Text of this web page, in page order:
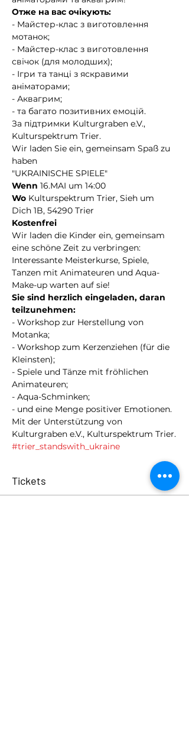
Отже на вас очікують:
- Майстер-клас з виготовлення
мотанок;
- Майстер-клас з виготовлення
свічок (для молодших);
- Ігри та танці з яскравими
аніматорами;
- Аквагрим;
- та багато позитивних емоцій.
За підтримки Kulturgraben e.V.,
Kulturspektrum Trier.
Wir laden Sie ein, gemeinsam Spaß zu
haben
"UKRAINISCHE SPIELE"
Wenn 16.MAI um 14:00
Wo Kulturspektrum Trier, Sieh um
Dich 1B, 54290 Trier
Kostenfrei
Wir laden die Kinder ein, gemeinsam
eine schöne Zeit zu verbringen:
Interessante Meisterkurse, Spiele,
Tanzen mit Animateuren und Aqua-
Make-up warten auf sie!
Sie sind herzlich eingeladen, daran
teilzunehmen:
- Workshop zur Herstellung von
Motanka;
- Workshop zum Kerzenziehen (für die
Kleinsten);
- Spiele und Tänze mit fröhlichen
Animateuren;
- Aqua-Schminken;
- und eine Menge positiver Emotionen.
Mit der Unterstützung von
Kulturgraben e.V., Kulturspektrum Trier.
#trier_standswith_ukraine
Tickets